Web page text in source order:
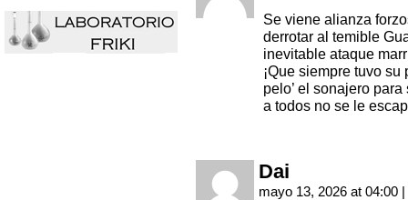
Se viene alianza
derrotar al temible
inevitable ataque
¡Que siempre tuvo
pelo’ el sonajero
a todos no se le
Dai
mayo 13, 2026 at 04:00 |